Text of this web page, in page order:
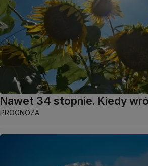
Nawet 34 stopnie. Kiedy
PROGNOZA